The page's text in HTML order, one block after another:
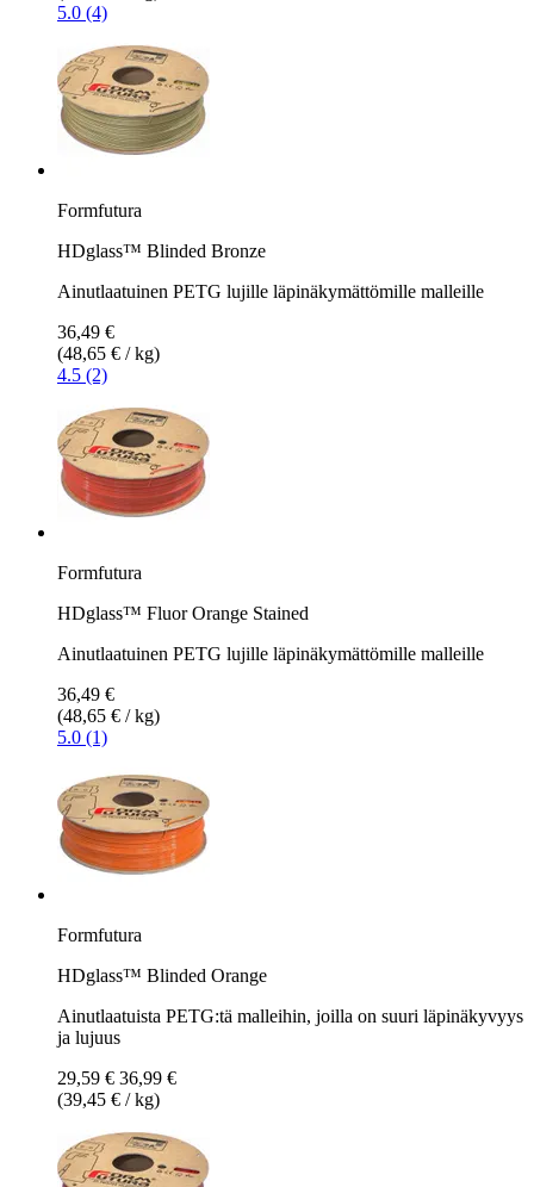
5.0 (4)
Formfutura
HDglass™ Blinded Bronze
Ainutlaatuinen PETG lujille läpinäkymättömille malleille
36,49 €
(48,65 € / kg)
4.5 (2)
Formfutura
HDglass™ Fluor Orange Stained
Ainutlaatuinen PETG lujille läpinäkymättömille malleille
36,49 €
(48,65 € / kg)
5.0 (1)
Formfutura
HDglass™ Blinded Orange
Ainutlaatuista PETG:tä malleihin, joilla on suuri läpinäkyvyys
ja lujuus
29,59 € 36,99 €
(39,45 € / kg)